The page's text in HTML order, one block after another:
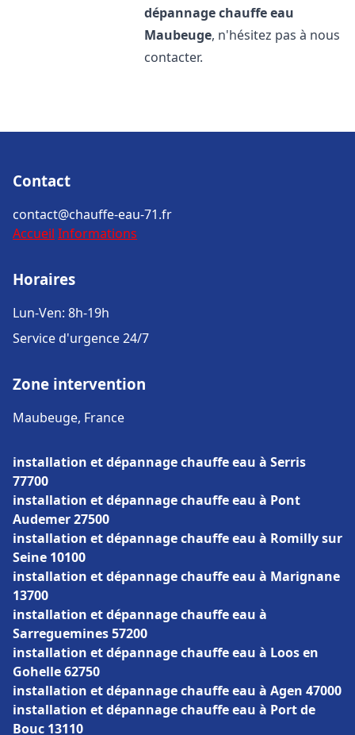
dépannage chauffe eau
Maubeuge, n'hésitez pas à nous
contacter.
Contact
contact@chauffe-eau-71.fr
Accueil Informations
Horaires
Lun-Ven: 8h-19h
Service d'urgence 24/7
Zone intervention
Maubeuge, France
installation et dépannage chauffe eau à Serris
77700
installation et dépannage chauffe eau à Pont
Audemer 27500
installation et dépannage chauffe eau à Romilly sur
Seine 10100
installation et dépannage chauffe eau à Marignane
13700
installation et dépannage chauffe eau à
Sarreguemines 57200
installation et dépannage chauffe eau à Loos en
Gohelle 62750
installation et dépannage chauffe eau à Agen 47000
installation et dépannage chauffe eau à Port de
Bouc 13110